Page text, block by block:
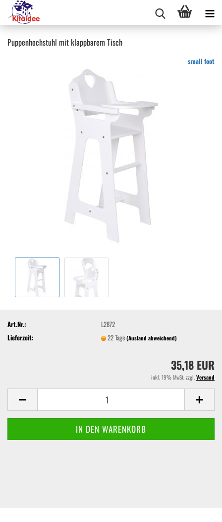
Puppenhochstuhl mit klappbarem Tisch
small foot
Art.Nr.:
L2872
Lieferzeit:
22 Tage(Ausland abweichend)
35,18 EUR
inkl. 19% MwSt. zzgl.Versand